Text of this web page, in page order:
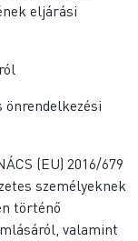
eljárási
(EU) 2016/679
személyeknek
történő
valamint